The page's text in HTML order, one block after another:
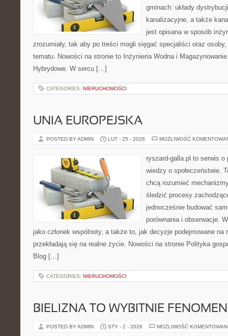
gminach: układy
kanalizacyjne, a także
jest opisana w sposób
zrozumiały, tak aby po treści mogli sięgać specjaliści oraz
tematu. Nowości na stronie to Inżynieria Wodna i
Hybrydowe. W sercu […]
CATEGORIES: NIERUCHOMOŚCI
UNIA EUROPEJSKA
POSTED BY ADMIN LUT - 25 - 2026 MOŻLIWOŚĆ
ryszard-galla.pl to serwis
wiedzy o społeczeństwie.
chcą rozumieć
śledzić procesy
jednocześnie budować
porównania i obserwacje.
jako członek wspólnoty, a także to, jak decyzje podejmowane na
przekładają się na realne życie. Nowości na stronie Polityka
Blog […]
CATEGORIES: NIERUCHOMOŚCI
BIELIZNA TO WYBITNIE
POSTED BY ADMIN STY - 2 - 2026 MOŻLIWOŚĆ